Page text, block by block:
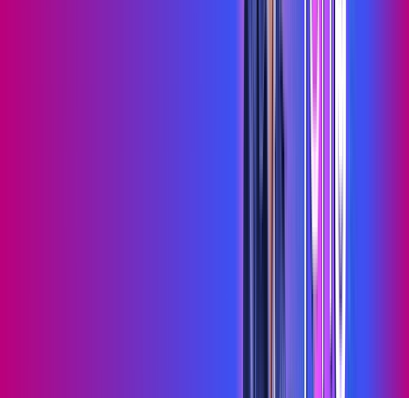
Wi-fi de alta performance para curtir e compartilhar à vontade